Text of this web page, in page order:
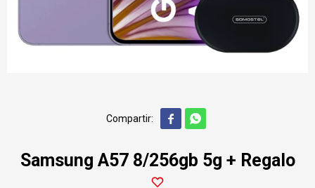
 
Samsung A57 8/256gb 5g + Regalo